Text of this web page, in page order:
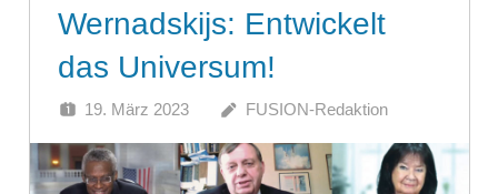
Wernadskijs: Entwickelt
das Universum!
19. März 2023 FUSION-Redaktion